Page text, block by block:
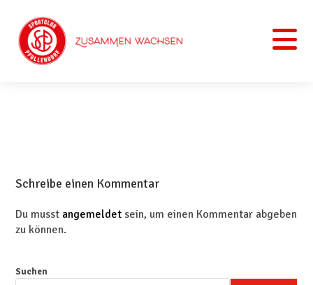
Schreibe einen Kommentar
Du musst angemeldet sein, um einen Kommentar abgeben
zu können.
Suchen